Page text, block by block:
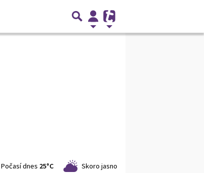
Počasí dnes 25°C Skoro jasno